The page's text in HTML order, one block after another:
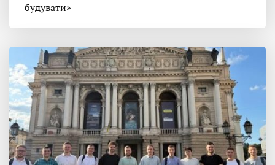
будувати»